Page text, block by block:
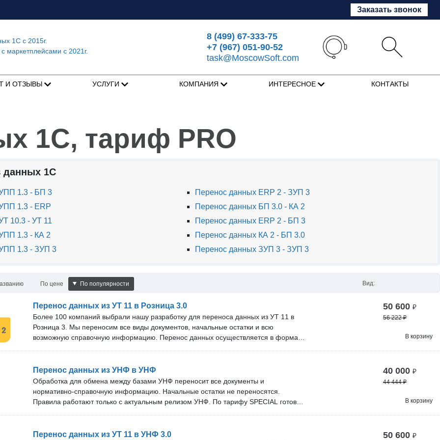
Заказать звонок
1Сс 2015г.
маркетплейсами с 2021г.
8 (499) 67-333-75
+7 (967) 051-90-52
task@MoscowSoft.com
И ОТЗЫВЫ УСЛУГИ КОМПАНИЯ ИНТЕРЕСНОЕ КОНТАКТЫ
1С, тариф PRO
данных 1С
1.3 - БП 3
1.3 - ERP
10.3 - УТ 11
1.3 - КА 2
1.3 - ЗУП 3
Перенос данных ERP 2 - ЗУП 3
Перенос данных БП 3.0 - КА 2
Перенос данных ERP 2 - БП 3
Перенос данных КА 2 - БП 3.0
Перенос данных ЗУП 3 - ЗУП 3
По цене По популярности Вид:
Перенос данных из УТ 11 в Розница 3.0
Более 100 компаний выбрали нашу разработку для переноса данных из УТ 11 в
Розница 3. Мы переносим все виды документов, начальные остатки и всю
возможную справочную информацию. Перенос данных осуществляется в формате
решение под новые версии программ. Срок технической поддержки и бесплатных
обновлений зависит от тарифа. В нашей команде более 10 специалистов.
Проверка перед покупкой: Вы можете бесплатно проверить наше решение на
своём сервере.
50 600 ₽
56 222₽
В корзину
Перенос данных из УНФ в УНФ
Обработка для обмена между базами УНФ переносит все документы и
нормативно-справочную информацию. Начальные остатки не переносятся.
Правила работают только с актуальным релизом УНФ. По тарифу SPECIAL готовы
открывается. Вам нужно объединить несколько баз в одну. Вам нужно разделить
40 000 ₽
44 444₽
В корзину
Перенос данных из УТ 11 в УНФ 3.0 50 600 ₽